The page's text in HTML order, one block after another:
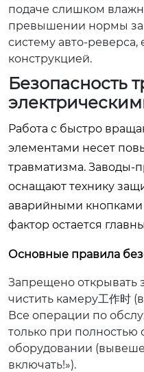
подаче слишком
превышении нормы
систему авто-
конструкцией.
Безопасность
Работа с быстро
элементами несет
травматизма. Заводы-
оснащают технику
аварийными кнопками
фактор остается
Основные правила
Запрещено открывать
чистить камеру工作时
Все операции по
только при полностью
оборудовании
включать!»).